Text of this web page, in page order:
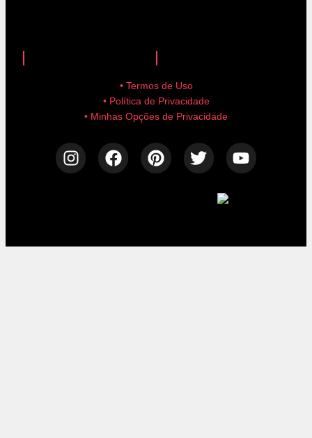
• Termos de Uso
• Política de Privacidade
• Minhas Opções de Privacidade